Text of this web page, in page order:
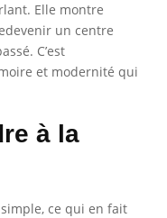
Elle montre
un centre
C’est
et modernité qui
à la
ce qui en fait